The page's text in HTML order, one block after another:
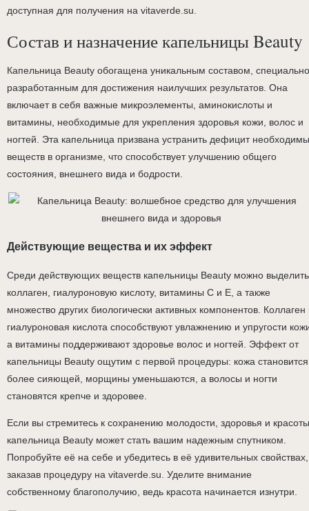
доступная для получения на vitaverde.su.
Состав и назначение капельницы Beauty
Капельница Beauty обогащена уникальным составом, специально
разработанным для достижения наилучших результатов. Она
включает в себя важные микроэлементы, аминокислоты и
витамины, необходимые для укрепления здоровья кожи, волос и
ногтей. Эта капельница призвана устранить дефицит
веществ в организме, что способствует улучшению общего
состояния, внешнего вида и бодрости.
Действующие вещества и их эффект
Среди действующих веществ капельницы Beauty можно выделить
коллаген, гиалуроновую кислоту, витамины С и Е, а также
множество других биологически активных компонентов. Коллаген
гиалуроновая кислота способствуют увлажнению и упругости
а витамины поддерживают здоровье волос и ногтей. Эффект от
капельницы Beauty ощутим с первой процедуры: кожа становится
более сияющей, морщины уменьшаются, а волосы и ногти
становятся крепче и здоровее.
Если вы стремитесь к сохранению молодости, здоровья и
капельница Beauty может стать вашим надежным спутником.
Попробуйте её на себе и убедитесь в её удивительных свойствах,
заказав процедуру на vitaverde.su. Уделите внимание
собственному благополучию, ведь красота начинается изнутри.